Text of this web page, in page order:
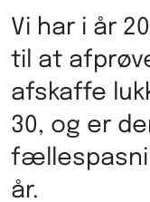
Vi har i år
til at
afskaffe
30, og er
år.